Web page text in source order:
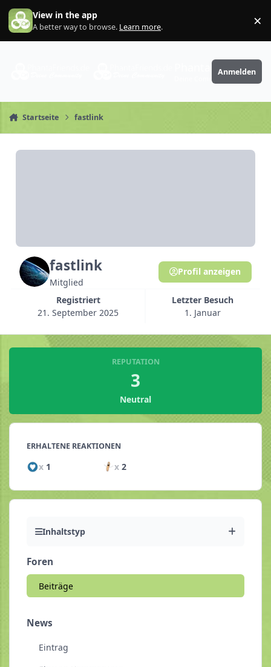
Zum Inhalt springen
View in the app
A better way to browse. Learn more. ×
PhantaFriends.de
Anmelden
Startseite fastlink
fastlink
Mitglied
Registriert
21. September 2025
Letzter Besuch
1. Januar
Profil anzeigen
REPUTATION
3
Neutral
ERHALTENE REAKTIONEN
x 1 x2
Inhaltstyp
Foren
Beiträge
News
Eintrag